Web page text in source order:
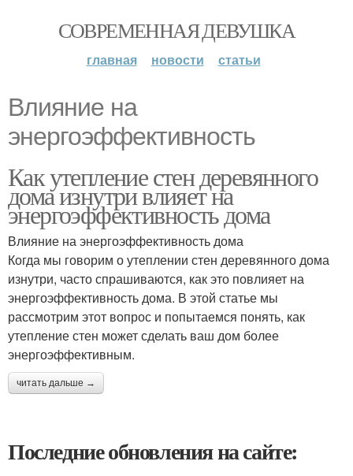
СОВРЕМЕННАЯ ДЕВУШКА
главная новости статьи
Влияние на
энергоэффективность
Как утепление стен деревянного
дома изнутри влияет на
энергоэффективность дома
Влияние на энергоэффективность дома
Когда мы говорим о утеплении стен деревянного дома
изнутри, часто спрашиваются, как это повлияет на
энергоэффективность дома. В этой статье мы
рассмотрим этот вопрос и попытаемся понять, как
утепление стен может сделать ваш дом более
энергоэффективным.
читать дальше →
Последние обновления на сайте: